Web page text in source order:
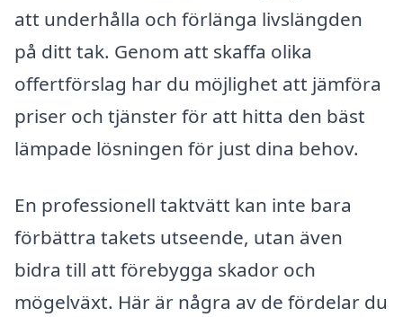
att underhålla och förlänga livslängden
på ditt tak. Genom att skaffa olika
offertförslag har du möjlighet att jämföra
priser och tjänster för att hitta den bäst
lämpade lösningen för just dina behov.
En professionell taktvätt kan inte bara
förbättra takets utseende, utan även
bidra till att förebygga skador och
mögelväxt. Här är några av de fördelar du